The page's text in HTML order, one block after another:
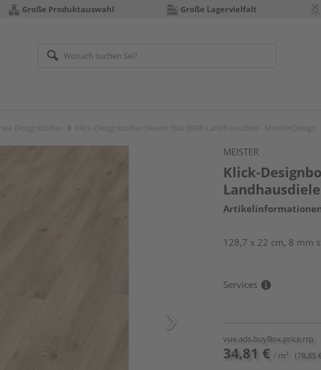
Große Produktauswahl Große Lagervielfalt
MEISTER
Klick-
128,7 x 22 cm, 8 mm
Services
vue.ads.buyBox.price.rrp
34,81 € / m² (78,85